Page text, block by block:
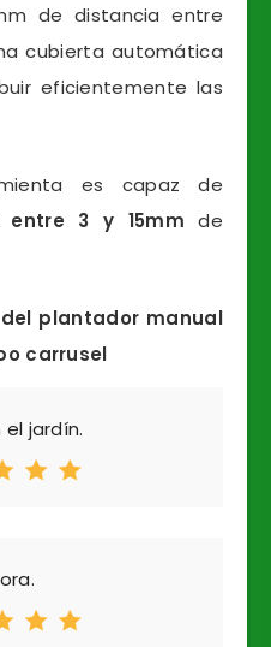
de distancia entre
cubierta automática
eficientemente las
es capaz de
entre 3 y 15mm de
plantador manual
carrusel
jardín.